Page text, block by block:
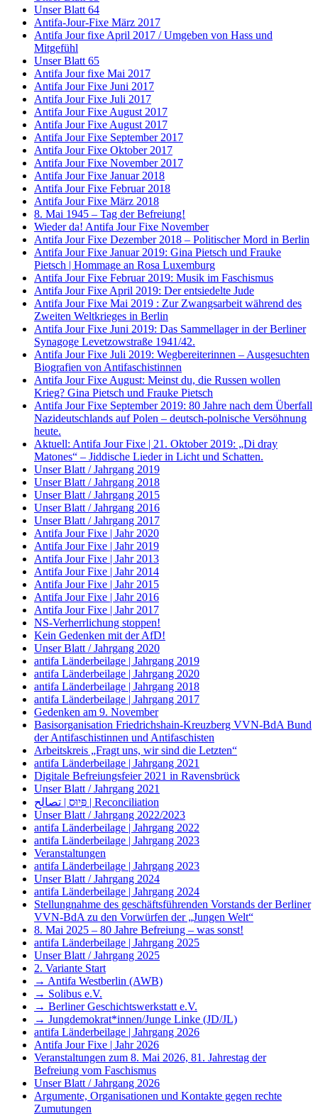
Unser Blatt 64
Antifa-Jour-Fixe März 2017
Antifa Jour fixe April 2017 / Umgeben von Hass und
Mitgefühl
Unser Blatt 65
Antifa Jour fixe Mai 2017
Antifa Jour Fixe Juni 2017
Antifa Jour Fixe Juli 2017
Antifa Jour Fixe August 2017
Antifa Jour Fixe August 2017
Antifa Jour Fixe September 2017
Antifa Jour Fixe Oktober 2017
Antifa Jour Fixe November 2017
Antifa Jour Fixe Januar 2018
Antifa Jour Fixe Februar 2018
Antifa Jour Fixe März 2018
8. Mai 1945 – Tag der Befreiung!
Wieder da! Antifa Jour Fixe November
Antifa Jour Fixe Dezember 2018 – Politischer Mord in Berlin
Antifa Jour Fixe Januar 2019: Gina Pietsch und Frauke
Pietsch | Hommage an Rosa Luxemburg
Antifa Jour Fixe Februar 2019: Musik im Faschismus
Antifa Jour Fixe April 2019: Der entsiedelte Jude
Antifa Jour Fixe Mai 2019 : Zur Zwangsarbeit während des
Zweiten Weltkrieges in Berlin
Antifa Jour Fixe Juni 2019: Das Sammellager in der Berliner
Synagoge Levetzowstraße 1941/42.
Antifa Jour Fixe Juli 2019: Wegbereiterinnen – Ausgesuchten
Biografien von Antifaschistinnen
Antifa Jour Fixe August: Meinst du, die Russen wollen
Krieg? Gina Pietsch und Frauke Pietsch
Antifa Jour Fixe September 2019: 80 Jahre nach dem Überfall
Nazideutschlands auf Polen – deutsch-polnische Versöhnung
heute.
Aktuell: Antifa Jour Fixe | 21. Oktober 2019: „Di dray
Matones“ – Jiddische Lieder in Licht und Schatten.
Unser Blatt / Jahrgang 2019
Unser Blatt / Jahrgang 2018
Unser Blatt / Jahrgang 2015
Unser Blatt / Jahrgang 2016
Unser Blatt / Jahrgang 2017
Antifa Jour Fixe | Jahr 2020
Antifa Jour Fixe | Jahr 2019
Antifa Jour Fixe | Jahr 2013
Antifa Jour Fixe | Jahr 2014
Antifa Jour Fixe | Jahr 2015
Antifa Jour Fixe | Jahr 2016
Antifa Jour Fixe | Jahr 2017
NS-Verherrlichung stoppen!
Kein Gedenken mit der AfD!
Unser Blatt / Jahrgang 2020
antifa Länderbeilage | Jahrgang 2019
antifa Länderbeilage | Jahrgang 2020
antifa Länderbeilage | Jahrgang 2018
antifa Länderbeilage | Jahrgang 2017
Gedenken am 9. November
Basisorganisation Friedrichshain-Kreuzberg VVN-BdA Bund
der Antifaschistinnen und Antifaschisten
Arbeitskreis „Fragt uns, wir sind die Letzten“
antifa Länderbeilage | Jahrgang 2021
Digitale Befreiungsfeier 2021 in Ravensbrück
Unser Blatt / Jahrgang 2021
פִּיוּס | تصالح | Reconciliation
Unser Blatt / Jahrgang 2022/2023
antifa Länderbeilage | Jahrgang 2022
antifa Länderbeilage | Jahrgang 2023
Veranstaltungen
antifa Länderbeilage | Jahrgang 2023
Unser Blatt / Jahrgang 2024
antifa Länderbeilage | Jahrgang 2024
Stellungnahme des geschäftsführenden Vorstands der Berliner
VVN-BdA zu den Vorwürfen der „Jungen Welt“
8. Mai 2025 – 80 Jahre Befreiung – was sonst!
antifa Länderbeilage | Jahrgang 2025
Unser Blatt / Jahrgang 2025
2. Variante Start
→ Antifa Westberlin (AWB)
→ Solibus e.V.
→ Berliner Geschichtswerkstatt e.V.
→ Jungdemokrat*innen/Junge Linke (JD/JL)
antifa Länderbeilage | Jahrgang 2026
Antifa Jour Fixe | Jahr 2026
Veranstaltungen zum 8. Mai 2026, 81. Jahrestag der
Befreiung vom Faschismus
Unser Blatt / Jahrgang 2026
Argumente, Organisationen und Kontakte gegen rechte
Zumutungen